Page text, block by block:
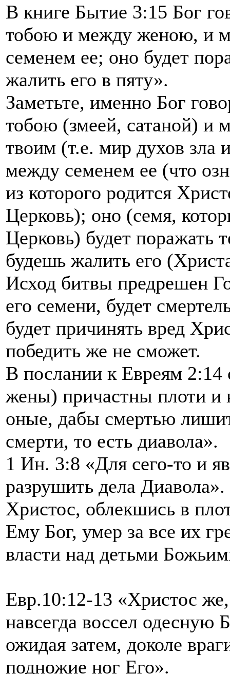
В книге Бытие 3:15 Бог
тобою и между женою, и
семенем ее; оно будет
жалить его в пяту».
Заметьте, именно Бог
тобою (змеей, сатаной)
твоим (т.е. мир духов
между семенем ее (что
из которого родится
Церковь); оно (семя,
Церковь) будет поражать
будешь жалить его
Исход битвы предрешен
его семени, будет
будет причинять вред
победить же не сможет.
В послании к Евреям 2:14
жены) причастны плоти и
оные, дабы смертью
смерти, то есть диавола».
1 Ин. 3:8 «Для сего-то и
разрушить дела Диавола».
Христос, облекшись в
Ему Бог, умер за все их
власти над детьми
Евр.10:12-13 «Христос
навсегда воссел одесную
ожидая затем, доколе
подножие ног Его».